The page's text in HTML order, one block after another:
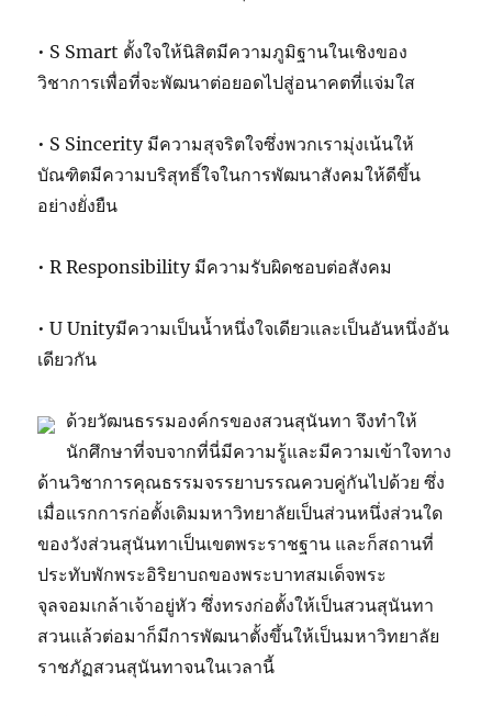
• S Smart ตั้งใจให้นิสิตมีความภูมิฐานในเชิงของ
วิชาการเพื่อที่จะพัฒนาต่อยอดไปสู่อนาคตที่แจ่มใส
• S Sincerity มีความสุจริตใจซึ่งพวกเรามุ่งเน้นให้
บัณฑิตมีความบริสุทธิ์ใจในการพัฒนาสังคมให้ดีขึ้น
อย่างยั่งยืน
• R Responsibility มีความรับผิดชอบต่อสังคม
• U Unityมีความเป็นน้ำหนึ่งใจเดียวและเป็นอันหนึ่งอัน
เดียวกัน
ด้วยวัฒนธรรมองค์กรของสวนสุนันทา จึงทำให้
นักศึกษาที่จบจากที่นี่มีความรู้และมีความเข้าใจทาง
ด้านวิชาการคุณธรรมจรรยาบรรณควบคู่กันไปด้วย ซึ่ง
เมื่อแรกการก่อตั้งเดิมมหาวิทยาลัยเป็นส่วนหนึ่งส่วนใด
ของวังส่วนสุนันทาเป็นเขตพระราชฐาน และก็สถานที่
ประทับพักพระอิริยาบถของพระบาทสมเด็จพระ
จุลจอมเกล้าเจ้าอยู่หัว ซึ่งทรงก่อตั้งให้เป็นสวนสุนันทา
สวนแล้วต่อมาก็มีการพัฒนาตั้งขึ้นให้เป็นมหาวิทยาลัย
ราชภัฏสวนสุนันทาจนในเวลานี้